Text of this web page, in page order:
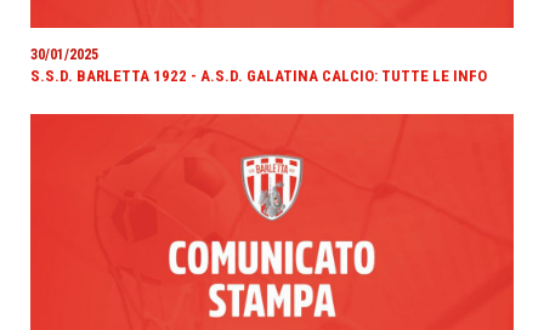
30/01/2025
S.S.D. BARLETTA 1922 - A.S.D. GALATINA CALCIO: TUTTE LE INFO